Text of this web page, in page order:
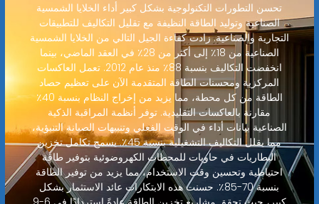
تحسن التطورات التكنولوجية بشكل كبير أداء الخلايا الشمسية
الصناعية وتوليد الطاقة النظيفة مع تقليل التكاليف للتطبيقات
التجارية والصناعية. زادت كفاءة الجيل التالي من الخلايا الشمسية
الصناعية من 18٪ إلى أكثر من 28٪ في العقد الماضي، بينما
انخفضت التكاليف بنسبة 88٪ منذ عام 2012. تعمل العاكسات
المركزية ومحسنات الطاقة المتقدمة الآن على تعظيم حصاد
الطاقة من كل محطة، مما يزيد من إخراج النظام بنسبة 40٪
مقارنة بالعاكسات التقليدية. توفر أنظمة المراقبة الذكية
الصناعية بيانات أداء في الوقت الفعلي وتنبيهات الصيانة التنبؤية،
مما يقلل التكاليف التشغيلية بنسبة 45٪. يسمح تكامل تخزين
البطاريات في حاويات للمحطات الكهروضوئية بتوفير طاقة
احتياطية وتحسين وقت الاستخدام، مما يزيد من توفير الطاقة
بنسبة 70-85٪. حسنت هذه الابتكارات عائد الاستثمار بشكل